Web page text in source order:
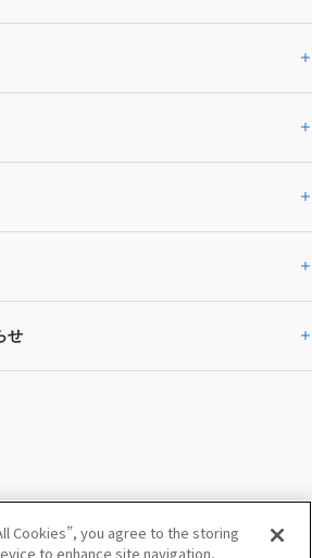
閉じる
せ
キュ
リコール情報
Cookies”, you agree to the storing
to enhance site navigation,